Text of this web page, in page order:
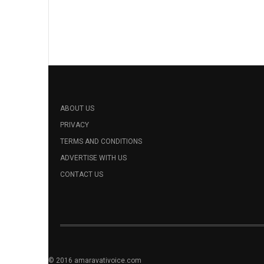
ABOUT US
PRIVACY
TERMS AND CONDITIONS
ADVERTISE WITH US
CONTACT US
© 2016 amaravativoice.com